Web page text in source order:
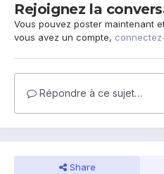
Rejoignez la
Vous pouvez poster maintenant
vous avez un compte,
Répondre à ce sujet…
Share